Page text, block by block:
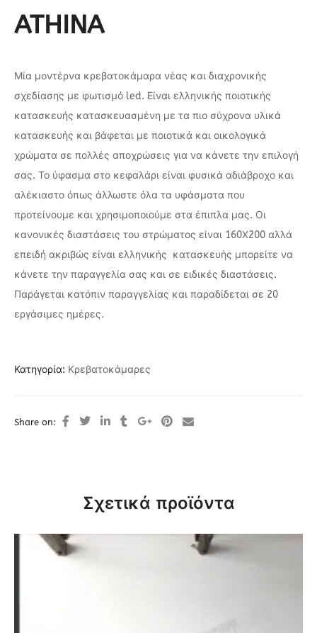
ATHINA
Μία μοντέρνα κρεβατοκάμαρα νέας και διαχρονικής
σχεδίασης με φωτισμό led. Είναι ελληνικής ποιοτικής
κατασκευής κατασκευασμένη με τα πιο σύχρονα υλικά
κατασκευής και βάφεται με ποιοτικά και οικολογικά
χρώματα σε πολλές αποχρώσεις για να κάνετε την επιλογή
σας. Το ύφασμα στο κεφαλάρι είναι φυσικά αδιάβροχο και
αλέκιαστο όπως άλλωστε όλα τα υφάσματα που
προτείνουμε και χρησιμοποιούμε στα έπιπλα μας. Οι
κανονικές διαστάσεις του στρώματος είναι 160Χ200 αλλά
επειδή ακριβώς είναι ελληνικής κατασκευής μπορείτε να
κάνετε την παραγγελία σας και σε ειδικές διαστάσεις.
Παράγεται κατόπιν παραγγελίας και παραδίδεται σε 20
εργάσιμες ημέρες.
Κατηγορία: Κρεβατοκάμαρες
Share on:
Σχετικά προϊόντα